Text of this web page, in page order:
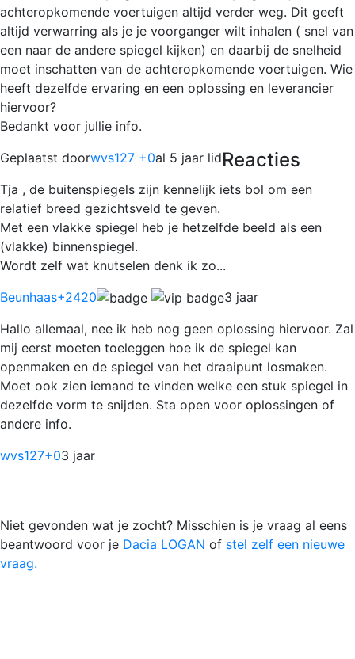
achteropkomende voertuigen altijd verder weg. Dit geeft
altijd verwarring als je je voorganger wilt inhalen ( snel van
een naar de andere spiegel kijken) en daarbij de snelheid
moet inschatten van de achteropkomende voertuigen. Wie
heeft dezelfde ervaring en een oplossing en leverancier
hiervoor?
Bedankt voor jullie info.
Geplaatst doorwvs127 +0al 5 jaar lidReacties
Tja , de buitenspiegels zijn kennelijk iets bol om een
relatief breed gezichtsveld te geven.
Met een vlakke spiegel heb je hetzelfde beeld als een
(vlakke) binnenspiegel.
Wordt zelf wat knutselen denk ik zo...
Beunhaas+2420
3 jaar
Hallo allemaal, nee ik heb nog geen oplossing hiervoor. Zal
mij eerst moeten toeleggen hoe ik de spiegel kan
openmaken en de spiegel van het draaipunt losmaken.
Moet ook zien iemand te vinden welke een stuk spiegel in
dezelfde vorm te snijden. Sta open voor oplossingen of
andere info.
wvs127+03 jaar
Niet gevonden wat je zocht? Misschien is je vraag al eens
beantwoord voor je Dacia LOGAN of stel zelf een nieuwe
vraag.